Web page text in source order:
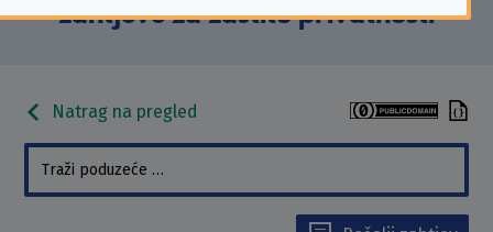
zahtjeve za zaštitu privatnosti
Natrag na pregled